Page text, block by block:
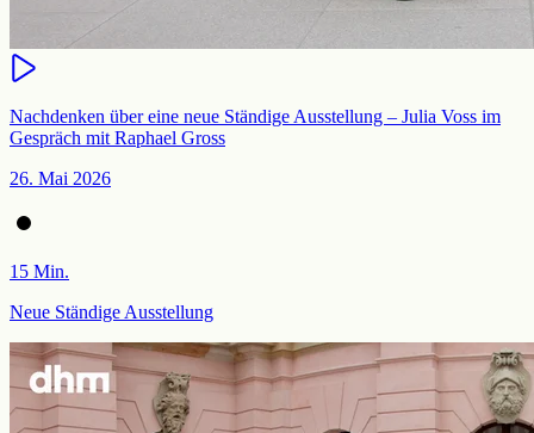
Nachdenken über eine neue Ständige Ausstellung – Julia Voss im
Gespräch mit Raphael Gross
26. Mai 2026
15 Min.
Neue Ständige Ausstellung